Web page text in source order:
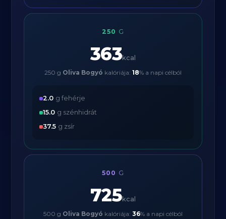
250 G
363kcal
250 g Oliva Bogyó kalóriája: 18% a napi célból
2.0 g fehérje
15.0 g szénhidrát
37.5 g zsír
500 G
725kcal
500 g Oliva Bogyó kalóriája: 36% a napi célból